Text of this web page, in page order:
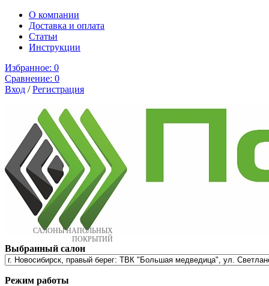
О компании
Доставка и оплата
Cтатьи
Инструкции
Избранное: 0
Сравнение: 0
Вход /Регистрация
САЛОНЫ НАПОЛЬНЫХ
ПОКРЫТИЙ
Выбранный салон
Режим работы